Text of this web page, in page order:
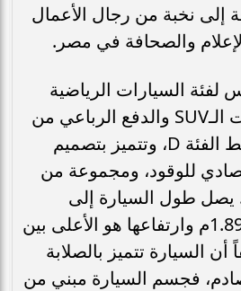
إلى نخبة من رجال الأعمال
والصحافة في مصر.
لفئة السيارات الرياضية
متعددة الاستخدامات الـSUV والدفع الرباعي من
الحجم فوق المتوسط الفئة D، وتتميز بتصميم
للوقود، ومجموعة من
يصل طول السيارة إلى
4.700 م وعرضها 1.890م وارتفاعها هو الأعلى بين
مضيفاً أن السيارة تتميز بالصلابة
فجسم السيارة مبني من